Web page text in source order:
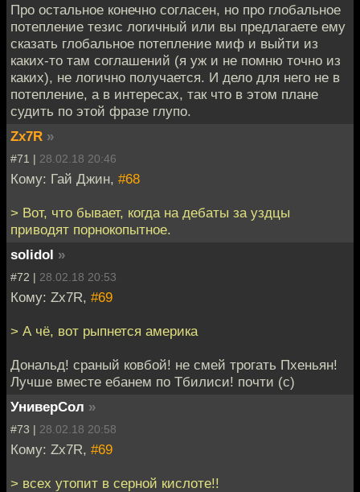
Про остальное конечно согласен, но про глобальное
потепление тезис логичный или вы предлагаете ему
сказать глобальное потепление миф и выйти из
каких-то там соглашений (я уж и не помню точно из
каких), не логично получается. И дело для него не в
потепление, а в интересах, так что в этом плане
судить по этой фразе глупо.
Zx7R »
#71 | 28.02.18 20:46
Кому: Гай Джин, #68
> Вот, что бывает, когда на дебаты за уздцы
приводят порнокопытное.
solidol »
#72 | 28.02.18 20:53
Кому: Zx7R, #69
> А чё, вот рыпнется америка
Дональд! сраный ковбой! не смей трогать Пхеньян!
Лучше вместе ебанем по Тбилиси! почти (с)
УниверСол »
#73 | 28.02.18 20:58
Кому: Zx7R, #69
> всех утопит в серной кислоте!!